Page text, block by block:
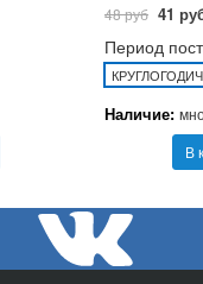
48 руб 41
Период
Наличие:
В